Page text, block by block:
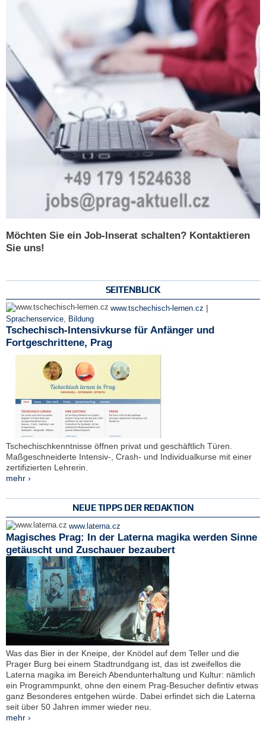
Möchten Sie ein Job-Inserat schalten? Kontaktieren
Sie uns!
SEITENBLICK
www.tschechisch-lernen.cz |
Sprachenservice Bildung
Tschechisch-Intensivkurse für Anfänger und
Fortgeschrittene, Prag
Tschechischkenntnisse öffnen privat und geschäftlich Türen.
Maßgeschneiderte Intensiv-, Crash- und Individualkurse mit einer
zertifizierten Lehrerin.
mehr ›
NEUE TIPPS DER REDAKTION
www.laterna.cz
Magisches Prag: In der Laterna magika werden Sinne
getäuscht und Zuschauer bezaubert
Was das Bier in der Kneipe, der Knödel auf dem Teller und die
Prager Burg bei einem Stadtrundgang ist, das ist zweifellos die
Laterna magika im Bereich Abendunterhaltung und Kultur: nämlich
ein Programmpunkt, ohne den einem Prag-Besucher defintiv etwas
ganz Besonderes entgehen würde. Dabei erfindet sich die Laterna
seit über 50 Jahren immer wieder neu.
mehr ›